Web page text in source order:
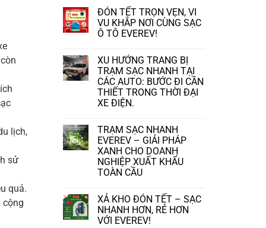
lịch,
sử
quả.
cộng
ĐÓN TẾT TRỌN VẸN, VI
VU KHẮP NƠI CÙNG SẠC
Ô TÔ EVEREV!
bình
luận
ở
ĐÓN
TẾT
TRỌN
VẸN,
KHẮP
NƠI
CÙNG
SẠC
Ô
TÔ
EVEREV!
XU HƯỚNG TRANG BỊ
TRẠM SẠC NHANH TẠI
CÁC AUTO: BƯỚC ĐI CẦN
THIẾT TRONG THỜI ĐẠI
XE ĐIỆN.
bình
luận
ở
XU
HƯỚNG
TRANG
BỊ
SẠC
NHANH
TẠI
CÁC
AUTO:
TRẠM SẠC NHANH
EVEREV – GIẢI PHÁP
XANH CHO DOANH
NGHIỆP XUẤT KHẨU
TOÀN CẦU
bình
luận
ở
TRẠM
XẢ KHO ĐÓN TẾT – SẠC
NHANH HƠN, RẺ HƠN
VỚI EVEREV!